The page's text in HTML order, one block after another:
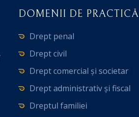
DOMENII DE PRACTICĂ
Drept penal
Drept civil
Drept comercial și societar
Drept administrativ și fiscal
Dreptul familiei